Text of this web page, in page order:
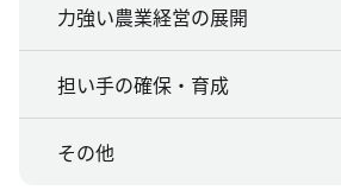
力強い農業経営の展開
担い手の確保・育成
その他